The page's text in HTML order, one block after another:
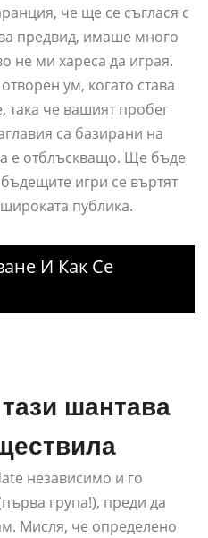
че ще се съглася с
предвид, имаше много
не ми хареса да играя.
ум, когато става
така че вашият пробег
са базирани на
е отблъскващо. Ще бъде
игри се въртят
публика.
И Как Се
шантава
независимо и го
група!), преди да
Мисля, че определено